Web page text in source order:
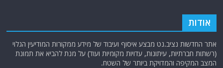
אודות
אתר החדשות נציב.נט מבצע איסוף ועיבוד של מידע ממקורות המודיעין הגלוי
(רשתות חברתיות, עיתונות, עדויות מקומיות ועוד) על מנת להביא את תמונת
המצב המקיפה והמדויקת ביותר של השטח.